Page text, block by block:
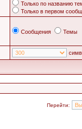
Только по названию
Только в первом
Сообщения Темы
Перейти: